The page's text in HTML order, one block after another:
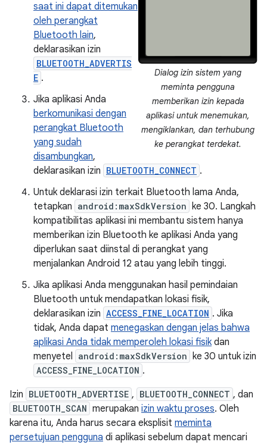
Dialog izin sistem yang
meminta pengguna
memberikan izin kepada
aplikasi untuk menemukan,
mengiklankan, dan terhubung
ke perangkat terdekat.
saat ini dapat ditemukan
oleh perangkat
Bluetooth lain,
deklarasikan izin
BLUETOOTH_ADVERTIS
E .
Jika aplikasi Anda
berkomunikasi dengan
perangkat Bluetooth
yang sudah
disambungkan,
deklarasikan izin BLUETOOTH_CONNECT .
Untuk deklarasi izin terkait Bluetooth lama Anda,
tetapkan android:maxSdkVersion ke 30. Langkah
kompatibilitas aplikasi ini membantu sistem hanya
memberikan izin Bluetooth ke aplikasi Anda yang
diperlukan saat diinstal di perangkat yang
menjalankan Android 12 atau yang lebih tinggi.
Jika aplikasi Anda menggunakan hasil pemindaian
Bluetooth untuk mendapatkan lokasi fisik,
deklarasikan izin ACCESS_FINE_LOCATION . Jika
tidak, Anda dapat menegaskan dengan jelas bahwa
aplikasi Anda tidak memperoleh lokasi fisikdan
menyetel android:maxSdkVersion ke 30 untuk izin
ACCESS_FINE_LOCATION .
Izin BLUETOOTH_ADVERTISE , BLUETOOTH_CONNECT , dan
BLUETOOTH_SCAN merupakan izin waktu proses. Oleh
karena itu, Anda harus secara eksplisit meminta
persetujuan pengguna di aplikasi sebelum dapat mencari